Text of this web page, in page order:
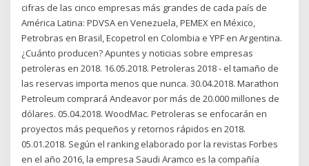
cifras de las cinco empresas más grandes de cada país de
América Latina: PDVSA en Venezuela, PEMEX en México,
Petrobras en Brasil, Ecopetrol en Colombia e YPF en Argentina.
¿Cuánto producen? Apuntes y noticias sobre empresas
petroleras en 2018. 16.05.2018. Petroleras 2018 - el tamaño de
las reservas importa menos que nunca. 30.04.2018. Marathon
Petroleum comprará Andeavor por más de 20.000 millones de
dólares. 05.04.2018. WoodMac. Petroleras se enfocarán en
proyectos más pequeños y retornos rápidos en 2018.
05.01.2018. Según el ranking elaborado por la revistas Forbes
en el año 2016, la empresa Saudi Aramco es la compañía